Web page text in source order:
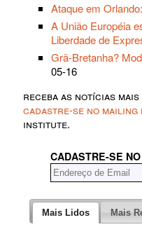
Ataque em
A União Européia
Liberdade de
Grã-Bretanha?
05-16
receba as notícias
cadastre-se no
institute.
CADASTRE-SE
Mais Lidos Mais